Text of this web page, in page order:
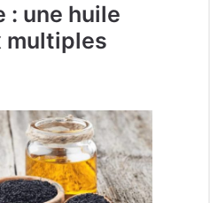
: une huile
multiples